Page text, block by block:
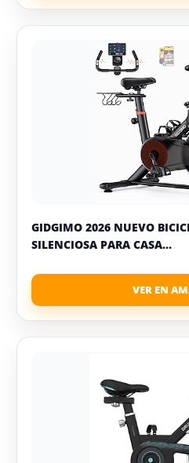
GIDGIMO 2026 NUEVO
SILENCIOSA PARA CASA...